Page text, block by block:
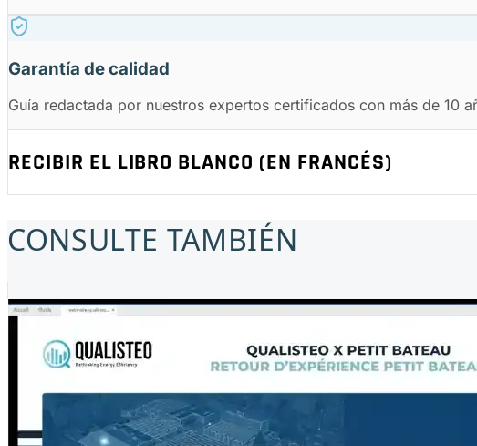
Garantía de calidad
Guía redactada por nuestros expertos certificados con más de 10
RECIBIR EL LIBRO BLANCO (EN FRANCÉS)
CONSULTE TAMBIÉN